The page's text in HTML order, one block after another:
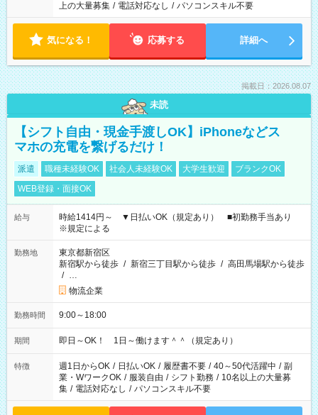
上の大量募集 / 電話対応なし / パソコンスキル不要
気になる！ 応募する 詳細へ
掲載日：2026.08.07
未読
【シフト自由・現金手渡しOK】iPhoneなどス
マホの充電を繋げるだけ！
派遣 職種未経験OK 社会人未経験OK 大学生歓迎
ブランクOK
WEB登録・面接OK
給与
時給1414円～ ▼日払いOK（規定あり） ■初勤務手当あり
※規定による
勤務地
東京都新宿区
新宿駅から徒歩 / 新宿三丁目駅から徒歩 / 高田馬場駅から徒歩
/ …
物流企業
勤務時間 9:00～18:00
期間 即日～OK！ 1日～働けます＾＾（規定あり）
特徴 週1日からOK / 日払いOK / 履歴書不要 / 40～50代活躍中 / 副
業・WワークOK / 服装自由 / シフト勤務 / 10名以上の大量募
集 / 電話対応なし / パソコンスキル不要